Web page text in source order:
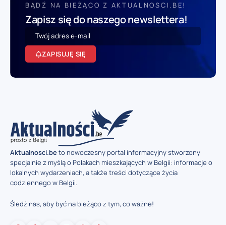
BĄDŹ NA BIEŻĄCO Z AKTUALNOSCI.BE!
Zapisz się do naszego newslettera!
ZAPISUJĘ SIĘ
Aktualnosci.beto nowoczesny portal informacyjny stworzony
specjalnie z myślą o Polakach mieszkających w Belgii: informacje o
lokalnych wydarzeniach, a także treści dotyczące życia
codziennego w Belgii.
Śledź nas, aby być na bieżąco z tym, co ważne!